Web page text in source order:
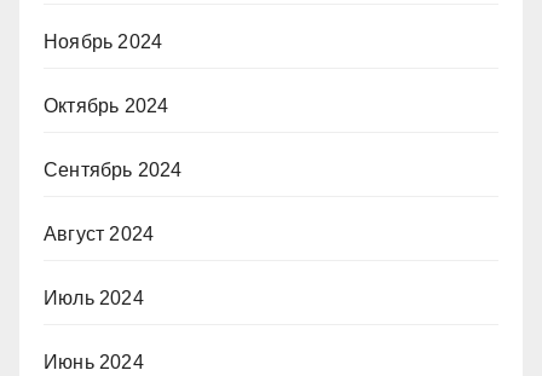
Ноябрь 2024
Октябрь 2024
Сентябрь 2024
Август 2024
Июль 2024
Июнь 2024